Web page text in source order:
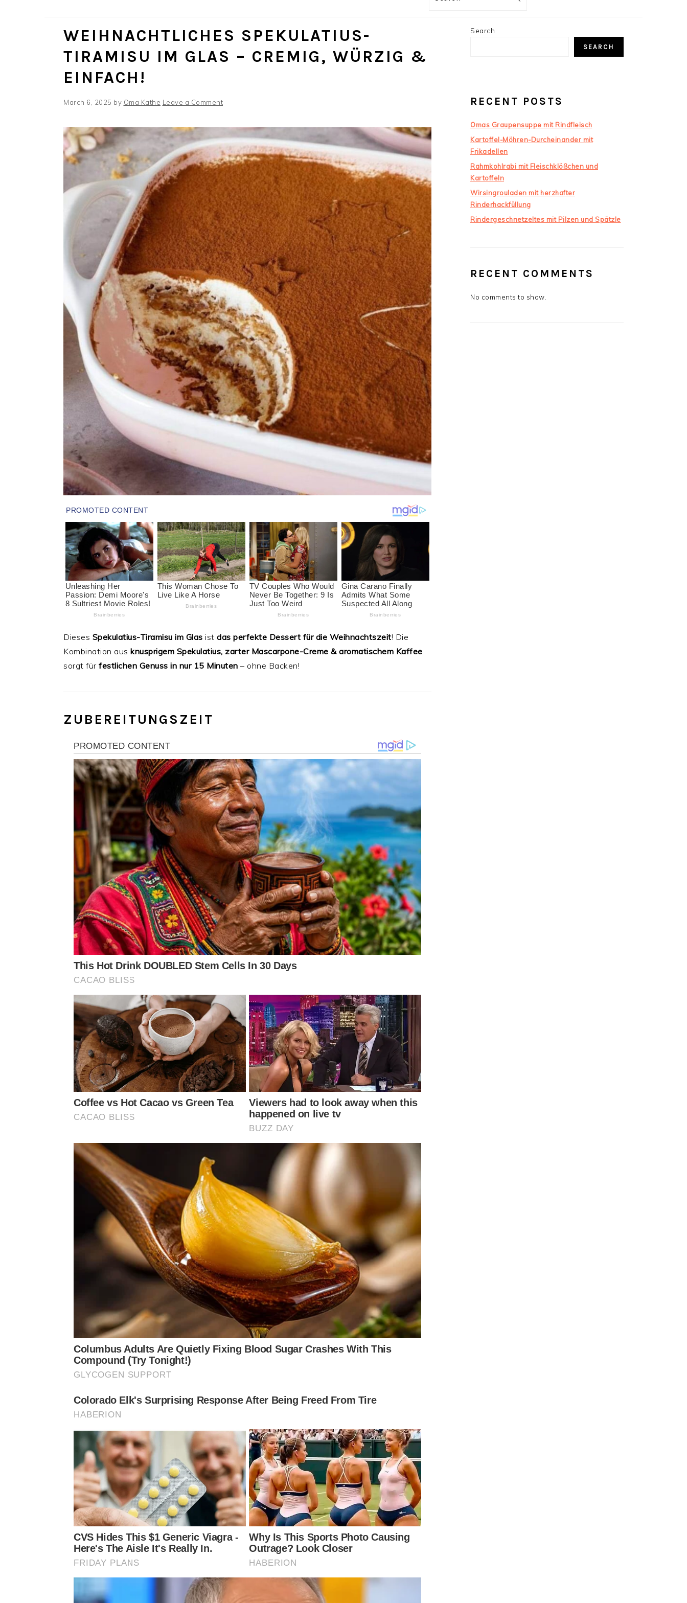
WEIHNACHTLICHES SPEKULATIUS-
TIRAMISU IM GLAS – CREMIG, WÜRZIG &
EINFACH!
March 6, 2025 by Oma Kathe Leave a Comment
Dieses Spekulatius-Tiramisu im Glas ist das perfekte Dessert für die Weihnachtszeit! Die
Kombination aus knusprigem Spekulatius, zarter Mascarpone-Creme & aromatischem Kaffee
sorgt für festlichen Genuss in nur 15 Minuten – ohne Backen!
ZUBEREITUNGSZEIT
PRIMARY
Search
SEARCH
RECENT POSTS
Omas Graupensuppe mit Rindfleisch
Kartoffel-Möhren-Durcheinander mit
Frikadellen
Rahmkohlrabi mit Fleischklößchen und
Kartoffeln
Wirsingrouladen mit herzhafter
Rinderhackfüllung
Rindergeschnetzeltes mit Pilzen und Spätzle
RECENT COMMENTS
No comments to show.